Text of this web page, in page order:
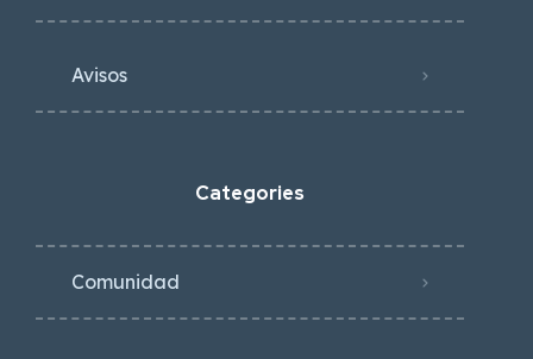
Avisos
Categories
Comunidad